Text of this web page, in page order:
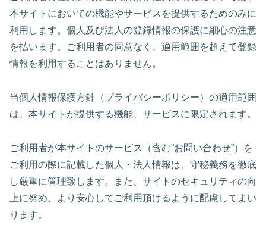
本サイトにおいての機能やサービスを提供するためのみに
利用します。個人及び法人の登録情報の保護に細心の注意
を払います。ご利用者の同意なく、適用範囲を超えて登録
情報を利用することはありません。
当個人情報保護方針（プライバシーポリシー）の適用範囲
は、本サイトが提供する機能、サービスに限定されます。
ご利用者が本サイトのサービス（含む”お問い合わせ”）を
ご利用の際に記載した個人・法人情報は、守秘義務を徹底
し厳重に管理致します。また、サイトのセキュリティの向
上に努め、より安心してご利用頂けるように配慮してまい
ります。